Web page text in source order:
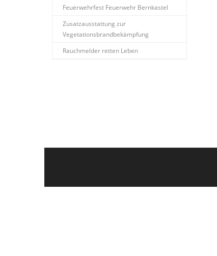
Feuerwehrfest Feuerwehr Bernkastel
Zusatzausstattung zur
Vegetationsbrandbekämpfung
Rauchmelder retten Leben